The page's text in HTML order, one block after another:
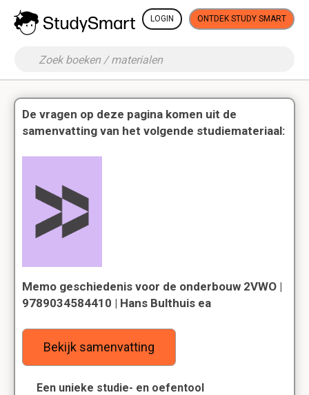
LOGIN ONTDEK STUDY SMART
De vragen op deze pagina komen uit de
samenvatting van het volgende studiemateriaal:
Memo geschiedenis voor de onderbouw 2VWO |
9789034584410 | Hans Bulthuis ea
Bekijk samenvatting
Een unieke studie- en oefentool